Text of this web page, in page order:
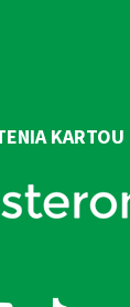
KARTOU